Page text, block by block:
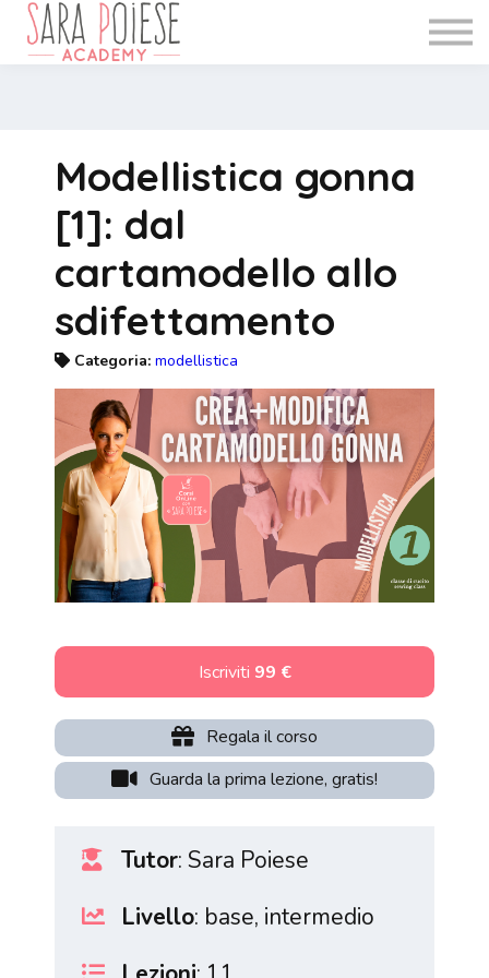
Registrati
Modellistica gonna
[1]: dal
cartamodello allo
sdifettamento
Categoria: modellistica
Iscriviti 99 €
Regala il corso
Guarda la prima lezione, gratis!
Tutor: Sara Poiese
Livello: base, intermedio